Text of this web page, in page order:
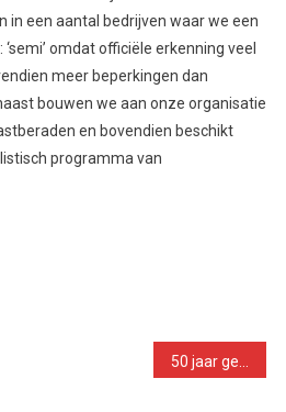
in een aantal bedrijven waar we een
omdat officiële erkenning veel
meer beperkingen dan
bouwen we aan onze organisatie
en bovendien beschikt
programma van